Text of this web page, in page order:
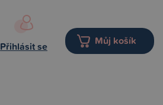
Přihlásit se Můj košík